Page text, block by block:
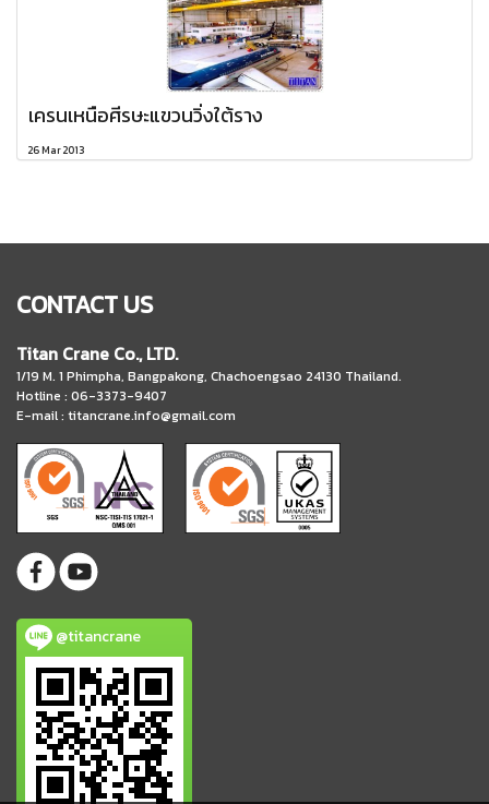
เครนเหนือศีรษะแขวนวิ่งใต้ราง
26 Mar 2013
CONTACT US
Titan Crane Co., LTD.
1/19 M. 1 Phimpha, Bangpakong, Chachoengsao 24130 Thailand.
Hotline : 06-3373-9407
E-mail : titancrane.info@gmail.com
@titancrane